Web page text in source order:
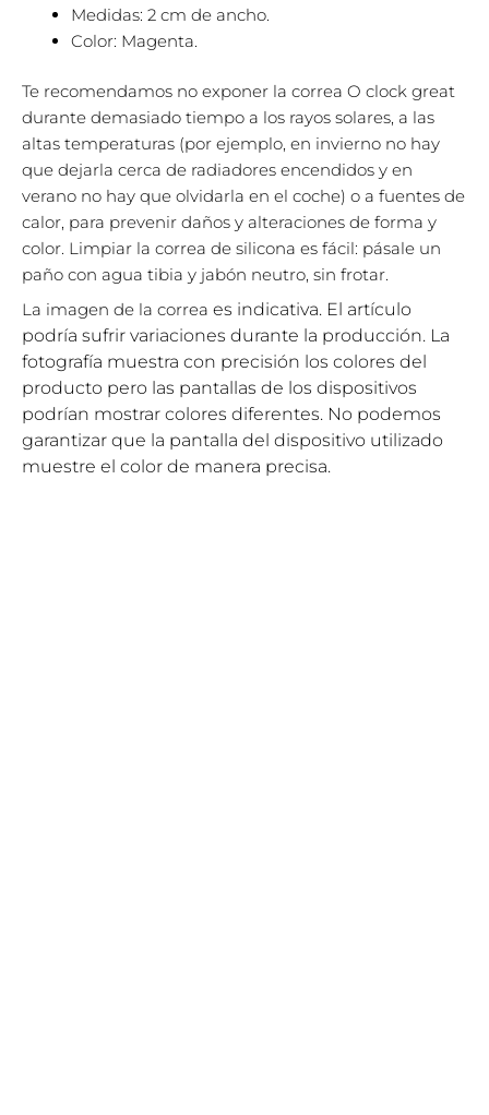
Medidas: 2 cm de ancho.
Color: Magenta.
Te recomendamos no exponer la correa O clock great
durante demasiado tiempo a los rayos solares, a las
altas temperaturas (por ejemplo, en invierno no hay
que dejarla cerca de radiadores encendidos y en
verano no hay que olvidarla en el coche) o a fuentes de
calor, para prevenir daños y alteraciones de forma y
color. Limpiar la correa de silicona es fácil: pásale un
paño con agua tibia y jabón neutro, sin frotar.
La imagen de la correa es indicativa. El artículo
podría sufrir variaciones durante la producción. La
fotografía muestra con precisión los colores del
producto pero las pantallas de los dispositivos
podrían mostrar colores diferentes. No podemos
garantizar que la pantalla del dispositivo utilizado
muestre el color de manera precisa.